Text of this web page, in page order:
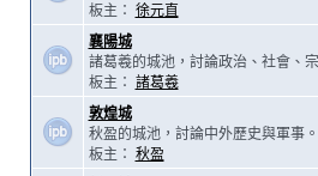
板主： 徐元直
襄陽城
諸葛羲的城池，討論政治、社會、
板主： 諸葛羲
敦煌城
秋盈的城池，討論中外歷史與軍事。
板主： 秋盈